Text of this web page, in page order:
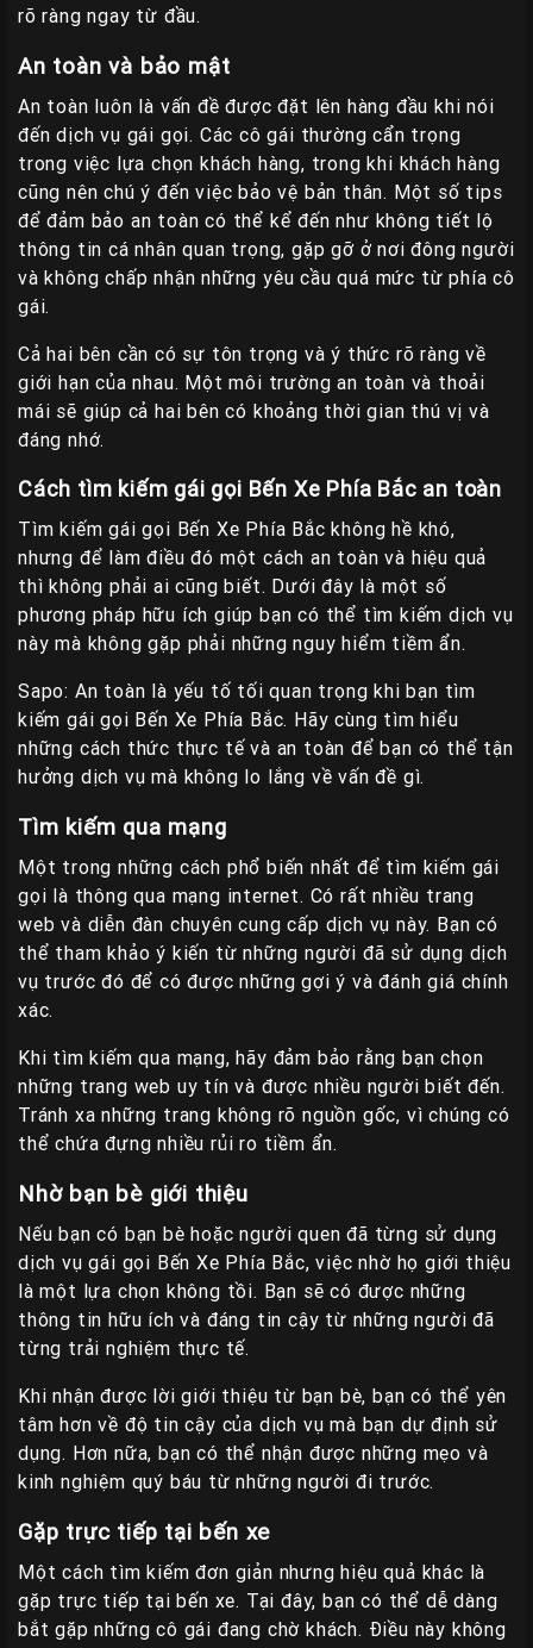
rõ ràng ngay từ đầu.
An toàn và bảo mật
An toàn luôn là vấn đề được đặt lên hàng đầu khi nói
đến dịch vụ gái gọi. Các cô gái thường cẩn trọng
trong việc lựa chọn khách hàng, trong khi khách hàng
cũng nên chú ý đến việc bảo vệ bản thân. Một số tips
để đảm bảo an toàn có thể kể đến như không tiết lộ
thông tin cá nhân quan trọng, gặp gỡ ở nơi đông người
và không chấp nhận những yêu cầu quá mức từ phía cô
gái.
Cả hai bên cần có sự tôn trọng và ý thức rõ ràng về
giới hạn của nhau. Một môi trường an toàn và thoải
mái sẽ giúp cả hai bên có khoảng thời gian thú vị và
đáng nhớ.
Cách tìm kiếm gái gọi Bến Xe Phía Bắc an toàn
Tìm kiếm gái gọi Bến Xe Phía Bắc không hề khó,
nhưng để làm điều đó một cách an toàn và hiệu quả
thì không phải ai cũng biết. Dưới đây là một số
phương pháp hữu ích giúp bạn có thể tìm kiếm dịch vụ
này mà không gặp phải những nguy hiểm tiềm ẩn.
Sapo: An toàn là yếu tố tối quan trọng khi bạn tìm
kiếm gái gọi Bến Xe Phía Bắc. Hãy cùng tìm hiểu
những cách thức thực tế và an toàn để bạn có thể tận
hưởng dịch vụ mà không lo lắng về vấn đề gì.
Tìm kiếm qua mạng
Một trong những cách phổ biến nhất để tìm kiếm gái
gọi là thông qua mạng internet. Có rất nhiều trang
web và diễn đàn chuyên cung cấp dịch vụ này. Bạn có
thể tham khảo ý kiến từ những người đã sử dụng dịch
vụ trước đó để có được những gợi ý và đánh giá chính
xác.
Khi tìm kiếm qua mạng, hãy đảm bảo rằng bạn chọn
những trang web uy tín và được nhiều người biết đến.
Tránh xa những trang không rõ nguồn gốc, vì chúng có
thể chứa đựng nhiều rủi ro tiềm ẩn.
Nhờ bạn bè giới thiệu
Nếu bạn có bạn bè hoặc người quen đã từng sử dụng
dịch vụ gái gọi Bến Xe Phía Bắc, việc nhờ họ giới thiệu
là một lựa chọn không tồi. Bạn sẽ có được những
thông tin hữu ích và đáng tin cậy từ những người đã
từng trải nghiệm thực tế.
Khi nhận được lời giới thiệu từ bạn bè, bạn có thể yên
tâm hơn về độ tin cậy của dịch vụ mà bạn dự định sử
dụng. Hơn nữa, bạn có thể nhận được những mẹo và
kinh nghiệm quý báu từ những người đi trước.
Gặp trực tiếp tại bến xe
Một cách tìm kiếm đơn giản nhưng hiệu quả khác là
gặp trực tiếp tại bến xe. Tại đây, bạn có thể dễ dàng
bắt gặp những cô gái đang chờ khách. Điều này không